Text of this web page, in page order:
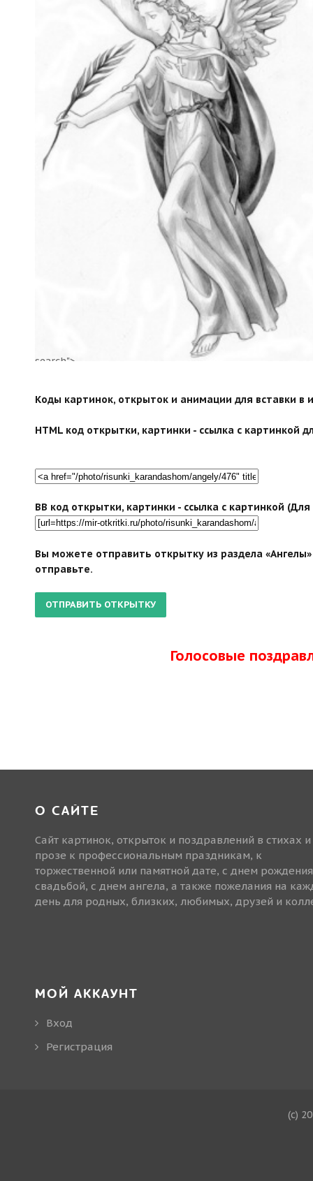
search">
Коды картинок, открыток и анимации для вставки в
HTML код открытки, картинки - ссылка с картинкой
BB код открытки, картинки - ссылка с картинкой
Вы можете отправить открытку из раздела
отправьте.
Голосовые
О САЙТЕ
Сайт картинок, открыток и поздравлений в стихах и
прозе к профессиональным праздникам, к
торжественной или памятной дате, с днем
свадьбой, с днем ангела, а также пожелания на
день для родных, близких, любимых, друзей и
МОЙ АККАУНТ
Вход
Регистрация
(c)